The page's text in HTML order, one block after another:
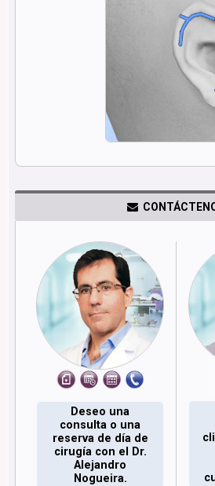
Deseo una
consulta o una
reserva de día de
cirugía con el Dr.
Alejandro
Nogueira.